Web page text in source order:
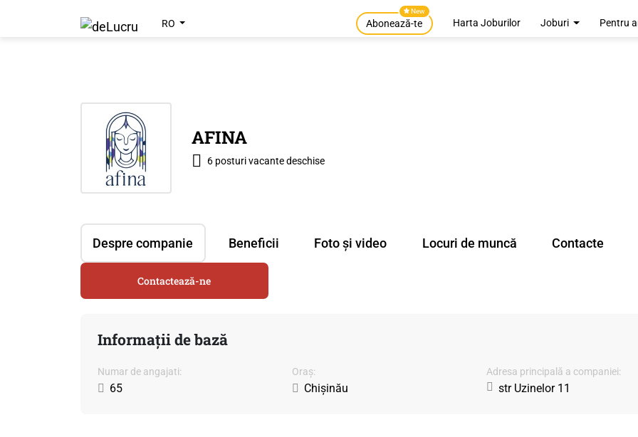
RO
New
Abonează-te Harta Joburilor Joburi Pentru
AFINA
6 posturi vacante deschise
Despre companie Beneficii Foto și video Locuri de muncă Contacte
Contactează-ne
Informații de bază
Numar de angajati:
65
Oraș:
Chișinău
Adresa principală a companiei:
str Uzinelor 11